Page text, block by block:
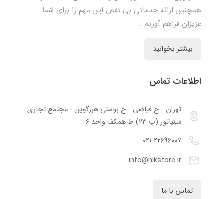
همچنین ارائه خدماتی بی نقض این مهم را برای شما
عزیزان فراهم آوریم .
بیشتر بخوانید
اطلاعات تماس
تهران - خ فیاضی - خ بوسنی هرزگوین - مجتمع تجاری
مینیاتور (پ ۲۳) ط همکف واحد ۶
۰۲۱-۲۲۶۹۶۰۰۷
info@nikstore.ir
تماس با ما